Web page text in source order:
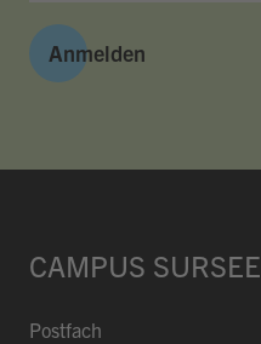
Anmelden
CAMPUS SURSEE
Postfach